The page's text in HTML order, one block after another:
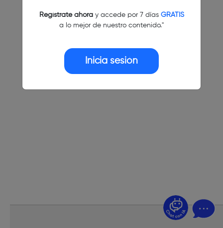
Regístrate ahoray accede por 7 días GRATIS
a lo mejor de nuestro contenido."
Inicia sesión